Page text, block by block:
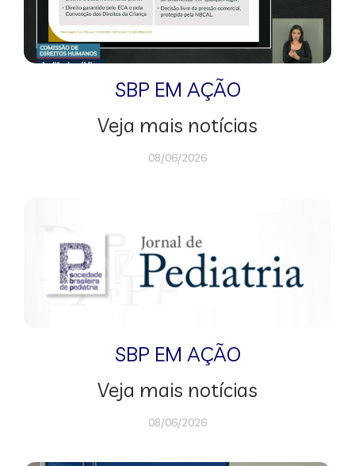
SBP EM AÇÃO
Veja mais notícias
08/06/2026
SBP EM AÇÃO
Veja mais notícias
08/06/2026